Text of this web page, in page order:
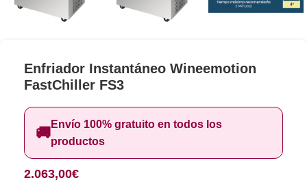
Enfriador Instantáneo Wineemotion
FastChiller FS3
🚚Envío 100% gratuito en todos los
productos
2.063,00€